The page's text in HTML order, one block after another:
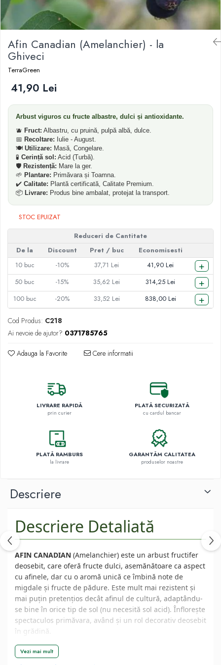
Dud
Corn
Smochin
Kaki
Mosmon
Migdal
Afin Canadian (Amelanchier) - la
Ghiveci
TerraGreen
41,90 Lei
Arbust viguros cu fructe albastre, dulci și antioxidante.
🫐 Fruct: Albastru, cu pruină, pulpă albă, dulce.
📅 Recoltare: Iulie - August.
🍽️ Utilizare: Masă, Congelare.
🧪 Cerință sol: Acid (Turbă).
🛡️ Rezistență: Mare la ger.
🌱 Plantare: Primăvara și Toamna.
✔️ Calitate: Plantă certificată, Calitate Premium.
📦 Livrare: Produs bine ambalat, protejat la transport.
STOC EPUIZAT
Reduceri de Cantitate
De la
Discount Pret / buc
Economisesti
10buc -10% 37,71 Lei 41,90 Lei +
50 buc -15% 35,62 Lei 314,25 Lei +
100buc -20% 33,52 Lei 838,00 Lei +
Cod Produs: C218
Ai nevoie de ajutor? 0371785765
Adauga la Favorite Cere informatii
LIVRARE RAPIDĂ
prin curier
PLATĂ SECURIZATĂ
cu cardul bancar
PLATĂ RAMBURS
la livrare
GARANTĂM CALITATEA
produselor noastre
Descriere
Descriere Detaliată
AFIN CANADIAN (Amelanchier) este un arbust fructifer
deosebit, care oferă fructe dulci, asemănătoare ca aspect
cu afinele, dar cu o aromă unică ce îmbină note de
migdale și fructe de pădure. Este mult mai rezistent și
mai puțin pretențios decât afinul de cultură, adaptându-
se bine în orice tip de sol (nu necesită sol acid). Înflorește
spectaculos primăvara, având și un rol decorativ deosebit
în grădină.
📦 Specificații Tehnice
Vezi mai mult